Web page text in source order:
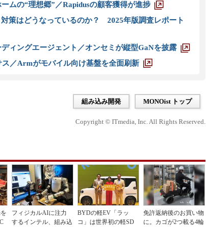
ムの“理想郷”／Rapidusの顧客獲得が進捗
策はどうなっているのか？ 2025年版調査レポート
ィングエージェント／オンセミが縦型GaNを披露
／Armがモバイル向け基盤を全面刷新
組み込み開発 MONOist トップ
Copyright © ITmedia, Inc. All Rights Reserved.
フィジカルAIに注力
するインテル、組み込
BYDの軽EV「ラッ
コ」は世界初の軽SD
免許返納後のお買い物
に。カゴが2つ載る4輪